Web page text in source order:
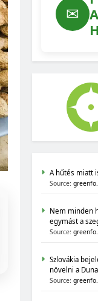
✉
A hűtés miatt
Source:
Nem minden
egymást a
Source:
Szlovákia
növelni a
Source: